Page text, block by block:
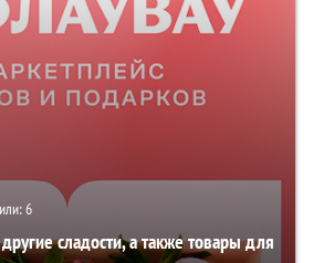
6
сладости, а также товары для